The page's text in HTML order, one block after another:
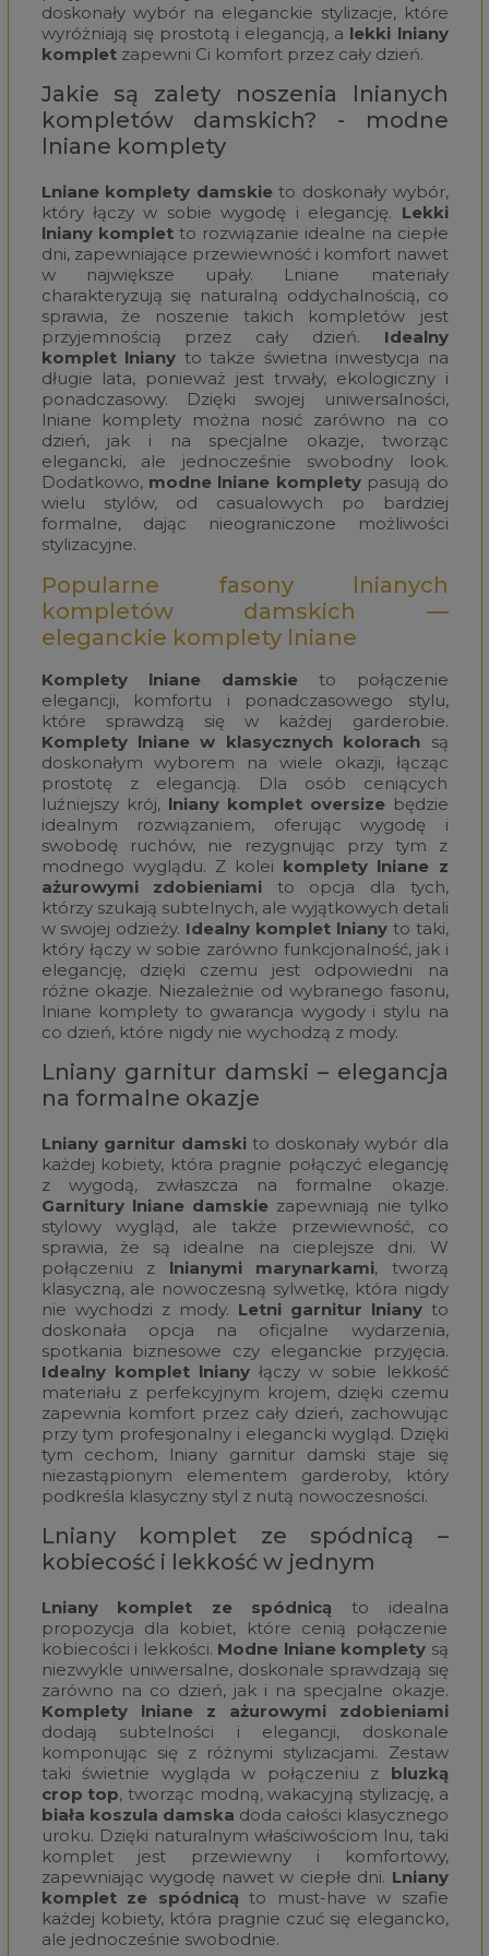
doskonały wybór na eleganckie stylizacje, które
wyróżniają się prostotą i elegancją, a lekki lniany
kompletzapewni Ci komfort przez cały dzień.
Jakie są zalety noszenia lnianych
kompletów damskich? - modne
lniane komplety
Lniane komplety damskieto doskonały wybór,
który łączy w sobie wygodę i elegancję. Lekki
lniany kompletto rozwiązanie idealne na ciepłe
dni, zapewniające przewiewność i komfort nawet
w największe upały. Lniane materiały
charakteryzują się naturalną oddychalnością, co
sprawia, że noszenie takich kompletów jest
przyjemnością przez cały dzień. Idealny
komplet lniany to także świetna inwestycja na
długie lata, ponieważ jest trwały, ekologiczny i
ponadczasowy. Dzięki swojej uniwersalności,
lniane komplety można nosić zarówno na co
dzień, jak i na specjalne okazje, tworząc
elegancki, ale jednocześnie swobodny look.
Dodatkowo, modne lniane kompletypasują do
wielu stylów, od casualowych po bardziej
formalne, dając nieograniczone możliwości
stylizacyjne.
Popularne fasony lnianych
kompletów damskich —
eleganckie komplety lniane
Komplety lniane damskieto połączenie
elegancji, komfortu i ponadczasowego stylu,
które sprawdzą się w każdej garderobie.
Komplety lniane w klasycznych kolorach są
doskonałym wyborem na wiele okazji, łącząc
prostotę z elegancją. Dla osób ceniących
luźniejszy krój, lniany komplet oversizebędzie
idealnym rozwiązaniem, oferując wygodę i
swobodę ruchów, nie rezygnując przy tym z
modnego wyglądu. Z kolei komplety lniane z
ażurowymi zdobieniami to opcja dla tych,
którzy szukają subtelnych, ale wyjątkowych detali
w swojej odzieży. Idealny komplet lnianyto taki,
który łączy w sobie zarówno funkcjonalność, jak i
elegancję, dzięki czemu jest odpowiedni na
różne okazje. Niezależnie od wybranego fasonu,
lniane komplety to gwarancja wygody i stylu na
co dzień, które nigdy nie wychodzą z mody.
Lniany garnitur damski – elegancja
na formalne okazje
Lniany garnitur damskito doskonały wybór dla
każdej kobiety, która pragnie połączyć elegancję
z wygodą, zwłaszcza na formalne okazje.
Garnitury lniane damskiezapewniają nie tylko
stylowy wygląd, ale także przewiewność, co
sprawia, że są idealne na cieplejsze dni. W
połączeniu z lnianymi marynarkami, tworzą
klasyczną, ale nowoczesną sylwetkę, która nigdy
nie wychodzi z mody. Letni garnitur lnianyto
doskonała opcja na oficjalne wydarzenia,
spotkania biznesowe czy eleganckie przyjęcia.
Idealny komplet lnianyłączy w sobie lekkość
materiału z perfekcyjnym krojem, dzięki czemu
zapewnia komfort przez cały dzień, zachowując
przy tym profesjonalny i elegancki wygląd. Dzięki
tym cechom, lniany garnitur damski staje się
niezastąpionym elementem garderoby, który
podkreśla klasyczny styl z nutą nowoczesności.
Lniany komplet ze spódnicą –
kobiecość i lekkość w jednym
Lniany komplet ze spódnicą to idealna
propozycja dla kobiet, które cenią połączenie
kobiecości i lekkości. Modne lniane komplety są
niezwykle uniwersalne, doskonale sprawdzają się
zarówno na co dzień, jak i na specjalne okazje.
Komplety lniane z ażurowymi zdobieniami
dodają subtelności i elegancji, doskonale
komponując się z różnymi stylizacjami. Zestaw
taki świetnie wygląda w połączeniu z bluzką
crop top, tworząc modną, wakacyjną stylizację, a
biała koszula damska doda całości klasycznego
uroku. Dzięki naturalnym właściwościom lnu, taki
komplet jest przewiewny i komfortowy,
zapewniając wygodę nawet w ciepłe dni. Lniany
komplet ze spódnicą to must-have w szafie
każdej kobiety, która pragnie czuć się elegancko,
ale jednocześnie swobodnie.